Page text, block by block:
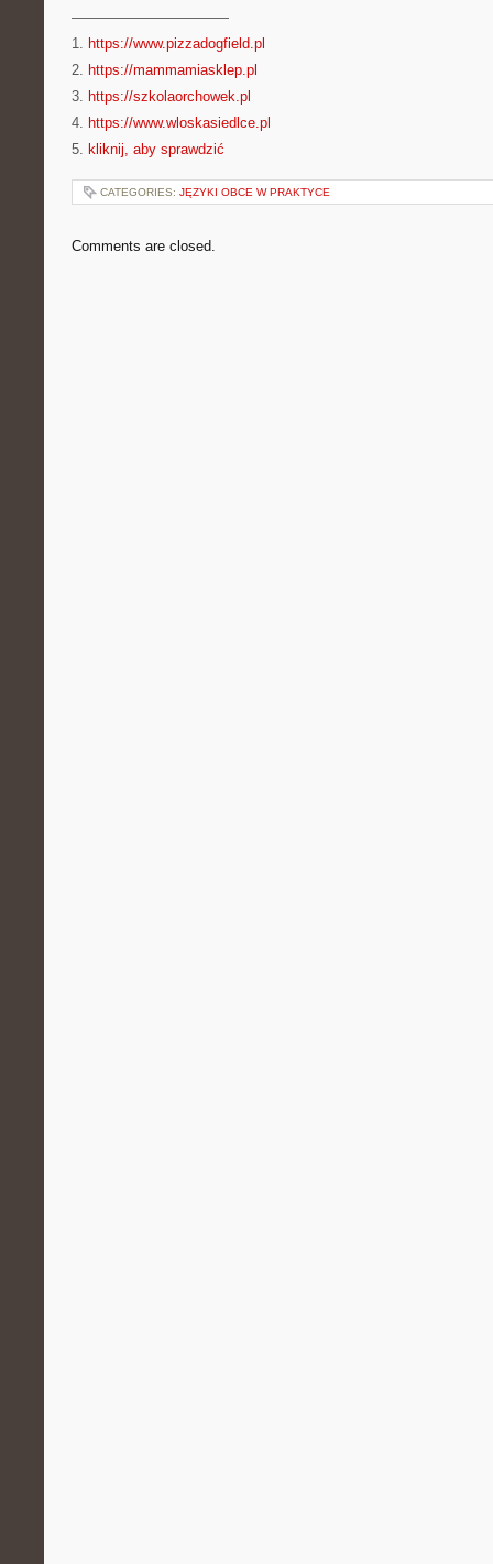
———————————
1. https://www.pizzadogfield.pl
2. https://mammamiasklep.pl
3. https://szkolaorchowek.pl
4. https://www.wloskasiedlce.pl
5. kliknij, aby sprawdzić
CATEGORIES: JĘZYKI OBCE W PRAKTYCE
Comments are closed.